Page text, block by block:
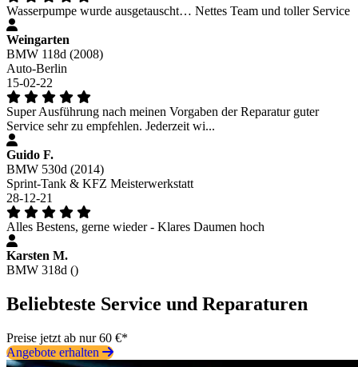
Wasserpumpe wurde ausgetauscht… Nettes Team und toller Service
Weingarten
BMW 118d (2008)
Auto-Berlin
15-02-22
Super Ausführung nach meinen Vorgaben der Reparatur guter
Service sehr zu empfehlen. Jederzeit wi...
Guido F.
BMW 530d (2014)
Sprint-Tank & KFZ Meisterwerkstatt
28-12-21
Alles Bestens, gerne wieder - Klares Daumen hoch
Karsten M.
BMW 318d ()
Beliebteste Service und Reparaturen
Preise jetzt ab nur 60 €*
Angebote erhalten